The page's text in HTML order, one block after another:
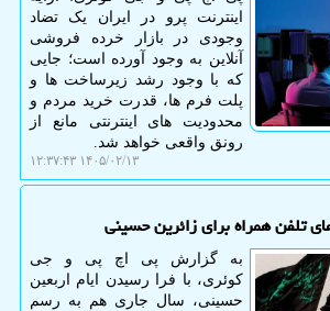
اینترنت پرو در ایران یک تضاد
وجودی در بازار خرده فروشی
آنلاین به وجود آورده است؛ جایی
که با وجود رشد زیرساخت ها و
پلت فرم ها، قدرت خرید مردم و
محدودیت های اینترنتی مانع از
رونق واقعی خواهد شد.
۱۴۰۵/۰۲/۱۳ ۱۲:۳۷:۴۳
تلفن همراه برای زائرین حسینی
به گزارش پی اچ پی و جی
کوئری، با فرا رسیدن ایام اربعین
حسینی، سال جاری هم به رسم